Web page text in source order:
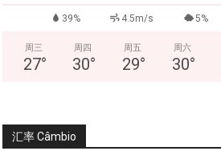
39% 4.5m/s 5%
周三
27°
周四
30°
周五
29°
周六
30°
汇率 Câmbio